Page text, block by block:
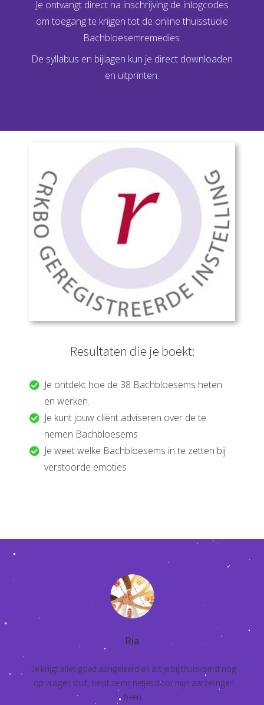
Je ontvangt direct na inschrijving de inlogcodes
om toegang te krijgen tot de online thuisstudie
Bachbloesemremedies.
De syllabus en bijlagen kun je direct downloaden
en uitprinten.
Resultaten die je boekt:
Je ontdekt hoe de 38 Bachbloesems heten
en werken.
Je kunt jouw cliënt adviseren over de te
nemen Bachbloesems
Je weet welke Bachbloesems in te zetten bij
verstoorde emoties
Ria
Je krijgt alles goed aangeleerd en als je bij thuiskomst nog
op vragen stuit, helpt ze mij netjes door mijn aarzelingen
heen.